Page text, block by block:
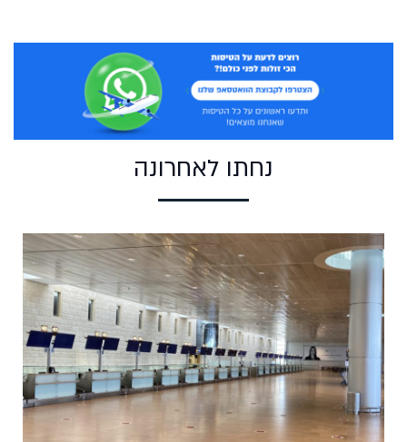
נחתו לאחרונה